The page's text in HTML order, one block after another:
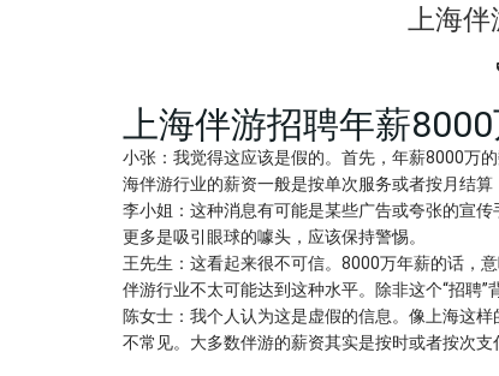
上海伴
上海伴游招聘年薪8000
小张 ：我觉得这应该是假的。首先，年薪8000万
海伴游行业的薪资一般是按单次服务或者按月结
李小姐 ：这种消息有可能是某些广告或夸张的宣
更多是吸引眼球的噱头，应该保持警惕。
王先生 ：这看起来很不可信。8000万年薪的话，
伴游行业不太可能达到这种水平。除非这个“招聘”
陈女士 ：我个人认为这是虚假的信息。像上海这
不常见。大多数伴游的薪资其实是按时或者按次